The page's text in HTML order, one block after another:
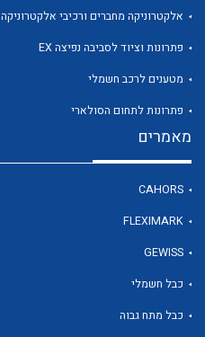
לכל מוצרי היצרן
לכל מוצרי היצרן
אלקטרוניקה מחברים ורכיבי אלקטרוניקה
פתרונות וציוד לסביבה נפיצה EX
מטענים לרכב חשמלי
פתרונות לתחום הסולארי
מאמרים
CAHORS
FLEXIMARK
GEWISS
כבל חשמלי
כבל מתח גבוה